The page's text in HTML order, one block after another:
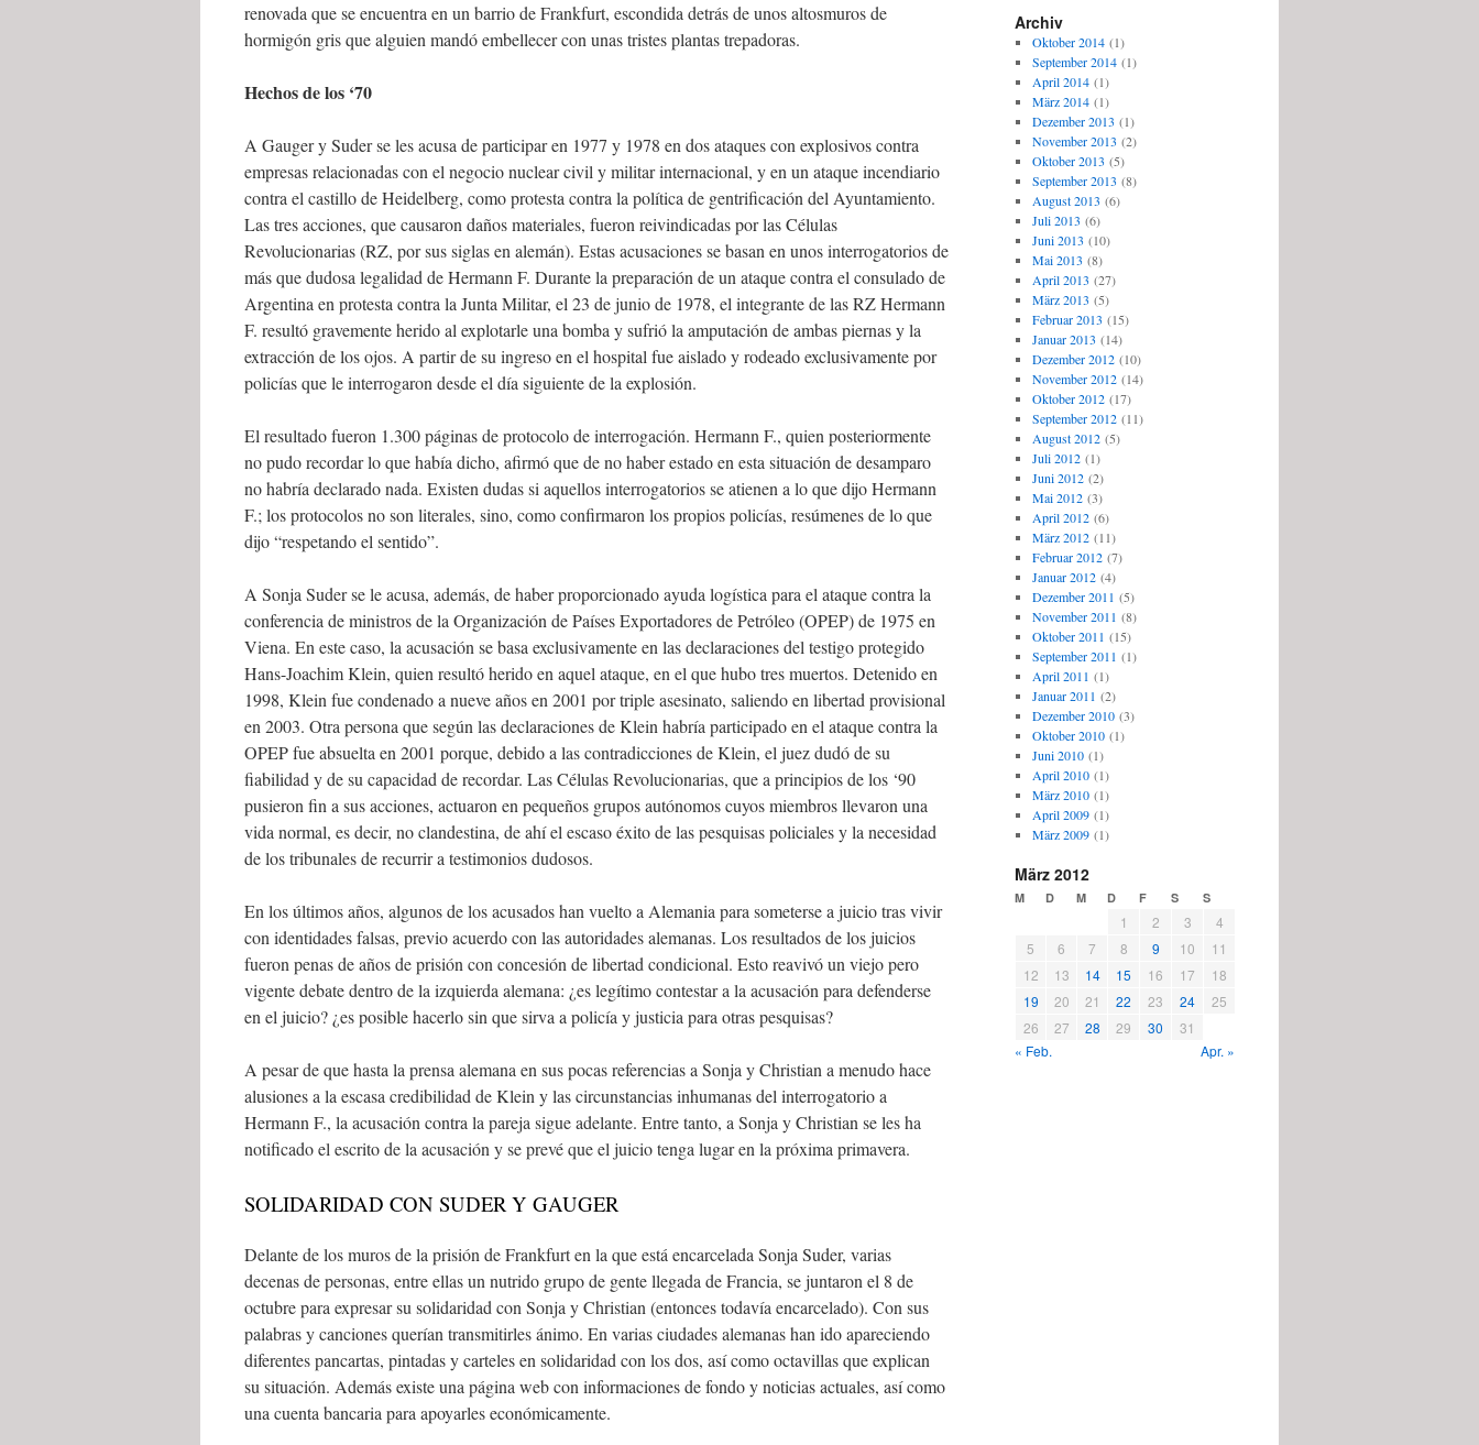
renovada que se encuentra en un barrio de Frankfurt, escondida detrás de unos altosmuros de
hormigón gris que alguien mandó embellecer con unas tristes plantas trepadoras.
Hechos de los ‘70
A Gauger y Suder se les acusa de participar en 1977 y 1978 en dos ataques con explosivos contra
empresas relacionadas con el negocio nuclear civil y militar internacional, y en un ataque incendiario
contra el castillo de Heidelberg, como protesta contra la política de gentrificación del Ayuntamiento.
Las tres acciones, que causaron daños materiales, fueron reivindicadas por las Células
Revolucionarias (RZ, por sus siglas en alemán). Estas acusaciones se basan en unos interrogatorios de
más que dudosa legalidad de Hermann F. Durante la preparación de un ataque contra el consulado de
Argentina en protesta contra la Junta Militar, el 23 de junio de 1978, el integrante de las RZ Hermann
F. resultó gravemente herido al explotarle una bomba y sufrió la amputación de ambas piernas y la
extracción de los ojos. A partir de su ingreso en el hospital fue aislado y rodeado exclusivamente por
policías que le interrogaron desde el día siguiente de la explosión.
El resultado fueron 1.300 páginas de protocolo de interrogación. Hermann F., quien posteriormente
no pudo recordar lo que había dicho, afirmó que de no haber estado en esta situación de desamparo
no habría declarado nada. Existen dudas si aquellos interrogatorios se atienen a lo que dijo Hermann
F.; los protocolos no son literales, sino, como confirmaron los propios policías, resúmenes de lo que
dijo “respetando el sentido”.
A Sonja Suder se le acusa, además, de haber proporcionado ayuda logística para el ataque contra la
conferencia de ministros de la Organización de Países Exportadores de Petróleo (OPEP) de 1975 en
Viena. En este caso, la acusación se basa exclusivamente en las declaraciones del testigo protegido
Hans-Joachim Klein, quien resultó herido en aquel ataque, en el que hubo tres muertos. Detenido en
1998, Klein fue condenado a nueve años en 2001 por triple asesinato, saliendo en libertad provisional
en 2003. Otra persona que según las declaraciones de Klein habría participado en el ataque contra la
OPEP fue absuelta en 2001 porque, debido a las contradicciones de Klein, el juez dudó de su
fiabilidad y de su capacidad de recordar. Las Células Revolucionarias, que a principios de los ‘90
pusieron fin a sus acciones, actuaron en pequeños grupos autónomos cuyos miembros llevaron una
vida normal, es decir, no clandestina, de ahí el escaso éxito de las pesquisas policiales y la necesidad
de los tribunales de recurrir a testimonios dudosos.
En los últimos años, algunos de los acusados han vuelto a Alemania para someterse a juicio tras vivir
con identidades falsas, previo acuerdo con las autoridades alemanas. Los resultados de los juicios
fueron penas de años de prisión con concesión de libertad condicional. Esto reavivó un viejo pero
vigente debate dentro de la izquierda alemana: ¿es legítimo contestar a la acusación para defenderse
en el juicio? ¿es posible hacerlo sin que sirva a policía y justicia para otras pesquisas?
A pesar de que hasta la prensa alemana en sus pocas referencias a Sonja y Christian a menudo hace
alusiones a la escasa credibilidad de Klein y las circunstancias inhumanas del interrogatorio a
Hermann F., la acusación contra la pareja sigue adelante. Entre tanto, a Sonja y Christian se les ha
notificado el escrito de la acusación y se prevé que el juicio tenga lugar en la próxima primavera.
SOLIDARIDAD CON SUDER Y GAUGER
Delante de los muros de la prisión de Frankfurt en la que está encarcelada Sonja Suder, varias
decenas de personas, entre ellas un nutrido grupo de gente llegada de Francia, se juntaron el 8 de
octubre para expresar su solidaridad con Sonja y Christian (entonces todavía encarcelado). Con sus
palabras y canciones querían transmitirles ánimo. En varias ciudades alemanas han ido apareciendo
diferentes pancartas, pintadas y carteles en solidaridad con los dos, así como octavillas que explican
su situación. Además existe una página web con informaciones de fondo y noticias actuales, así como
una cuenta bancaria para apoyarles económicamente.
Archiv
Oktober 2014(1)
September 2014(1)
April 2014(1)
März 2014(1)
Dezember 2013 (1)
November 2013 (2)
Oktober 2013 (5)
September 2013 (8)
August 2013 (6)
Juli 2013 (6)
Juni 2013 (10)
Mai 2013 (8)
April 2013 (27)
März 2013 (5)
Februar 2013 (15)
Januar 2013 (14)
Dezember 2012(10)
November 2012(14)
Oktober 2012(17)
September 2012(11)
August 2012(5)
Juli 2012(1)
Juni 2012(2)
Mai 2012(3)
April 2012(6)
März 2012(11)
Februar 2012(7)
Januar 2012(4)
Dezember 2011 (5)
November 2011 (8)
Oktober 2011 (15)
September 2011 (1)
April 2011 (1)
Januar 2011 (2)
Dezember 2010(3)
Oktober 2010(1)
Juni 2010(1)
April 2010(1)
März 2010(1)
April 2009(1)
März 2009(1)
März 2012
M D M D F S S
1 2 3
4
5
6 7 8 9 10
11
12
13 14 15 16 17
18
19
20 21 22 23 24
25
26
27 28 29 30
31
« Feb.
Apr. »